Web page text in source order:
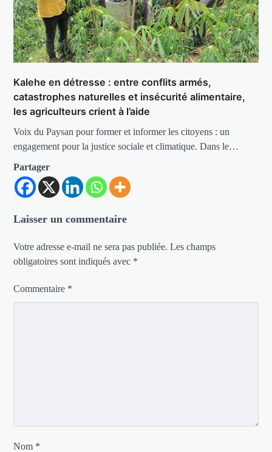
Kalehe en détresse : entre conflits armés,
catastrophes naturelles et insécurité alimentaire,
les agriculteurs crient à l’aide
Voix du Paysan pour former et informer les citoyens : un
engagement pour la justice sociale et climatique. Dans le…
Partager
Laisser un commentaire
Votre adresse e-mail ne sera pas publiée. Les champs
obligatoires sont indiqués avec *
Commentaire *
Nom *